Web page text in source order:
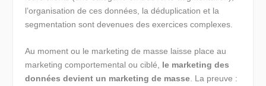
l’organisation de ces données, la déduplication et la
segmentation sont devenues des exercices complexes.
Au moment ou le marketing de masse laisse place au
marketing comportemental ou ciblé, le marketing des
données devient un marketing de masse. La preuve :